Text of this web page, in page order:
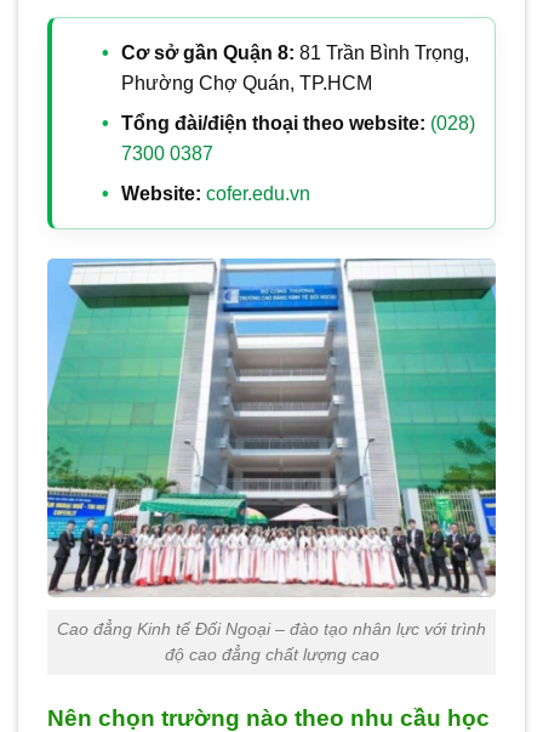
Cơ sở gần Quận 8: 81 Trần Bình Trọng,
Phường Chợ Quán, TP.HCM
Tổng đài/điện thoại theo website: (028)
7300 0387
Website: cofer.edu.vn
Cao đẳng Kinh tế Đối Ngoại – đào tạo nhân lực với trình
độ cao đẳng chất lượng cao
Nên chọn trường nào theo nhu cầu học